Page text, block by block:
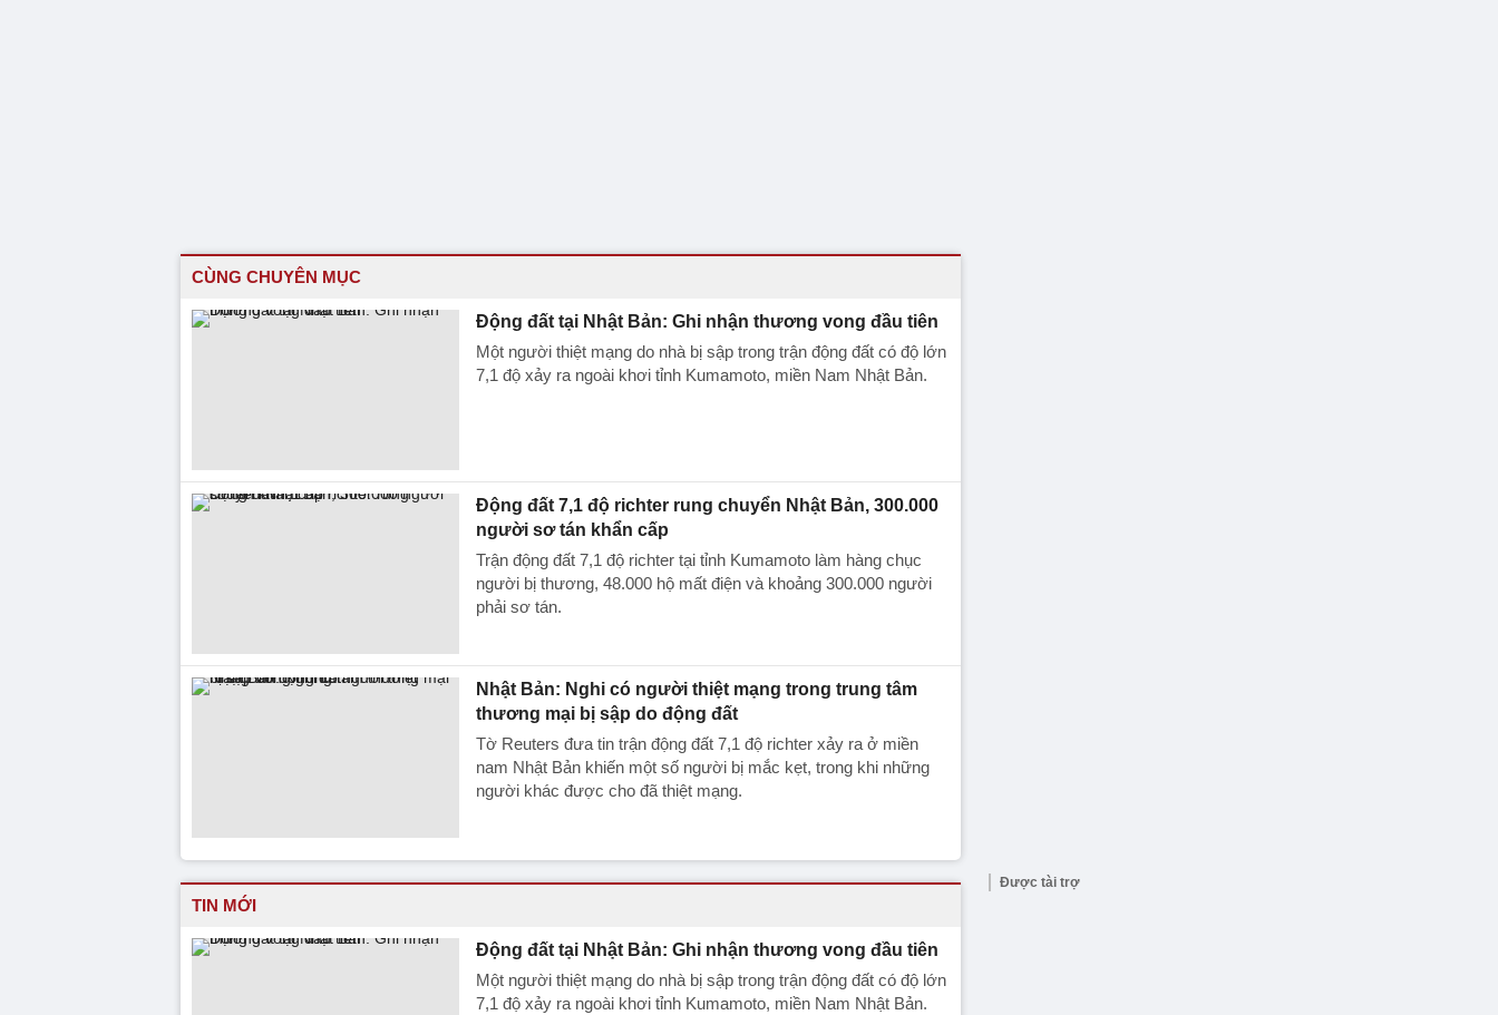
CÙNG CHUYÊN MỤC
Động đất tại Nhật Bản: Ghi nhận thương vong đầu tiên
Một người thiệt mạng do nhà bị sập trong trận động đất có độ lớn
7,1 độ xảy ra ngoài khơi tỉnh Kumamoto, miền Nam Nhật Bản.
Động đất 7,1 độ richter rung chuyển Nhật Bản, 300.000
người sơ tán khẩn cấp
Trận động đất 7,1 độ richter tại tỉnh Kumamoto làm hàng chục
người bị thương, 48.000 hộ mất điện và khoảng 300.000 người
phải sơ tán.
Nhật Bản: Nghi có người thiệt mạng trong trung tâm
thương mại bị sập do động đất
Tờ Reuters đưa tin trận động đất 7,1 độ richter xảy ra ở miền
nam Nhật Bản khiến một số người bị mắc kẹt, trong khi những
người khác được cho đã thiệt mạng.
TIN MỚI
Động đất tại Nhật Bản: Ghi nhận thương vong đầu tiên
Một người thiệt mạng do nhà bị sập trong trận động đất có độ lớn
7,1 độ xảy ra ngoài khơi tỉnh Kumamoto, miền Nam Nhật Bản.
Được tài trợ